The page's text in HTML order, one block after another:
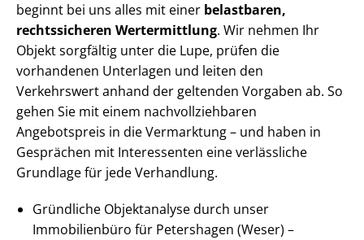
beginnt bei uns alles mit einer belastbaren,
rechtssicheren Wertermittlung. Wir nehmen Ihr
Objekt sorgfältig unter die Lupe, prüfen die
vorhandenen Unterlagen und leiten den
Verkehrswert anhand der geltenden Vorgaben ab. So
gehen Sie mit einem nach­voll­zieh­ba­ren
Angebotspreis in die Vermarktung – und haben in
Gesprächen mit Interessenten eine verlässliche
Grundlage für jede Verhandlung.
Gründliche Objektanalyse durch unser
Immobilienbüro für Petershagen (Weser) –